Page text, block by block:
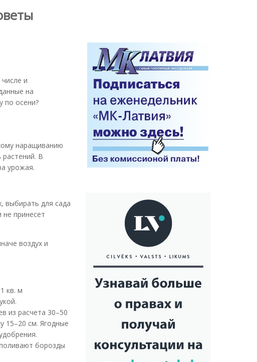
и
на
по осени?
наращиванию
В
урожая.
выбирать для сада
принесет
воздух и
кв. м
из расчета 30–50
15–20 см. Ягодные
борозды